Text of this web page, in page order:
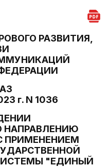
РАЗВИТИЯ,
г. N 1036
НАПРАВЛЕНИЮ
ПРИМЕНЕНИЕМ
"ЕДИНЫЙ